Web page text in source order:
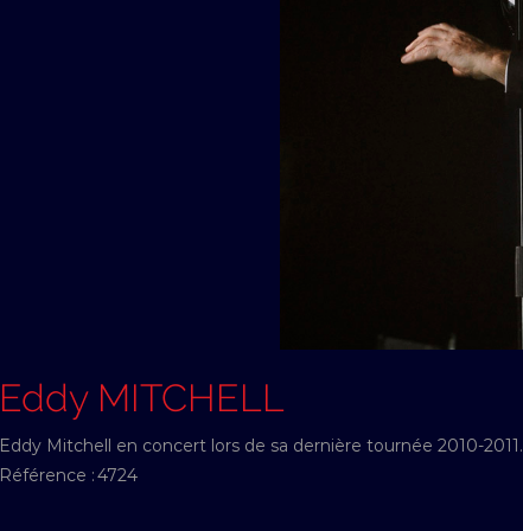
Eddy MITCHELL
Eddy Mitchell en concert lors de sa dernière tournée 2010-2011.
Référence :4724